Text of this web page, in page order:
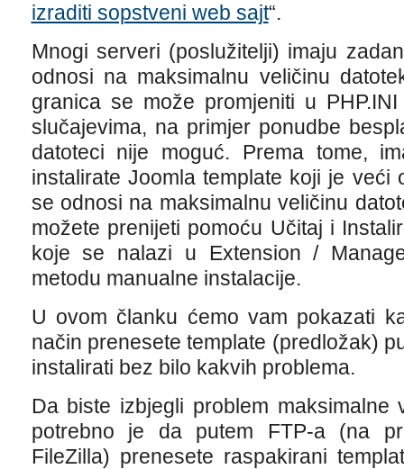
izraditi sopstveni web sajt“.
Mnogi serveri (poslužitelji) imaju
odnosi na maksimalnu veličinu
granica se može promjeniti u
slučajevima, na primjer ponudbe
datoteci nije moguć. Prema tome,
instalirate Joomla template koji je veći
se odnosi na maksimalnu veličinu
možete prenijeti pomoću Učitaj i
koje se nalazi u Extension /
metodu manualne instalacije.
U ovom članku ćemo vam pokazati
način prenesete template (predložak)
instalirati bez bilo kakvih problema.
Da biste izbjegli problem maksimalne
potrebno je da putem FTP-a (na
FileZilla) prenesete raspakirani